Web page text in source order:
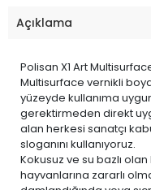
Açıklama
Polisan X1 Art
Multisurface vernikli
yüzeyde kullanıma
gerektirmeden direkt
alan herkesi sanatçı
sloganını kullanıyoruz.
Kokusuz ve su bazlı
hayvanlarına zararlı